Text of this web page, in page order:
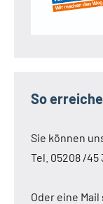
So
Sie können
Tel. 05208 /45
Oder eine